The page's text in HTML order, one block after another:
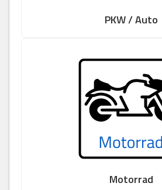
PKW / Auto
Motorrad